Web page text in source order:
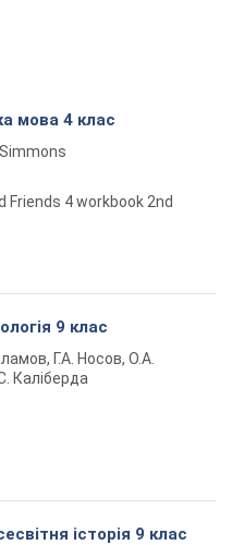
мова 4 клас
Friends 4 workbook 2nd
9 клас
Г.А. Носов, О.А.
Каліберда
історія 9 клас